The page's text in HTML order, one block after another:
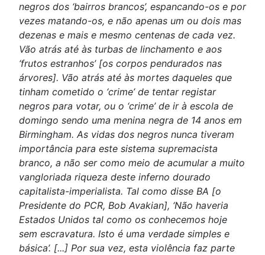
negros dos ‘bairros brancos’, espancando-os e por
vezes matando-os, e não apenas um ou dois mas
dezenas e mais e mesmo centenas de cada vez.
Vão atrás até às turbas de linchamento e aos
‘frutos estranhos’ [os corpos pendurados nas
árvores]. Vão atrás até às mortes daqueles que
tinham cometido o ‘crime’ de tentar registar
negros para votar, ou o ‘crime’ de ir à escola de
domingo sendo uma menina negra de 14 anos em
Birmingham. As vidas dos negros nunca tiveram
importância para este sistema supremacista
branco, a não ser como meio de acumular a muito
vangloriada riqueza deste inferno dourado
capitalista-imperialista. Tal como disse BA [o
Presidente do PCR, Bob Avakian], ‘Não haveria
Estados Unidos tal como os conhecemos hoje
sem escravatura. Isto é uma verdade simples e
básica’. [...] Por sua vez, esta violência faz parte